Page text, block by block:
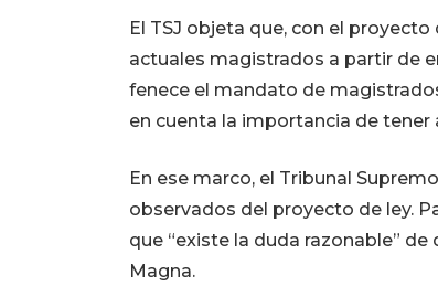
El TSJ objeta que, con el
actuales magistrados a partir de
fenece el mandato de
en cuenta la importancia de tener
En ese marco, el Tribunal
observados del proyecto de ley.
que “existe la duda razonable”
Magna.